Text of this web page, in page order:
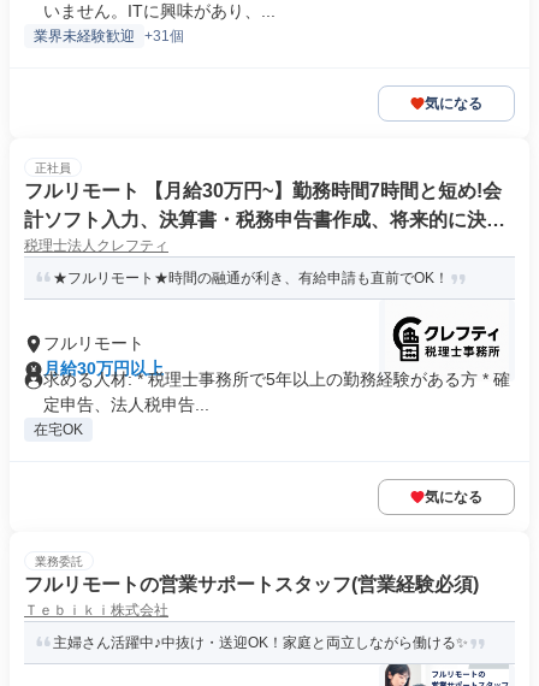
いません。ITに興味があり、...
業界未経験歓迎 +31個
気になる
正社員
フルリモート 【月給30万円~】勤務時間7時間と短め!会
計ソフト入力、決算書・税務申告書作成、将来的に決算
説明も
税理士法人クレフティ
★フルリモート★時間の融通が利き、有給申請も直前でOK！
フルリモート
月給30万円以上
求める人材: * 税理士事務所で5年以上の勤務経験がある方 * 確
定申告、法人税申告...
在宅OK
気になる
業務委託
フルリモートの営業サポートスタッフ(営業経験必須)
Ｔｅｂｉｋｉ株式会社
主婦さん活躍中♪中抜け・送迎OK！家庭と両立しながら働ける✨